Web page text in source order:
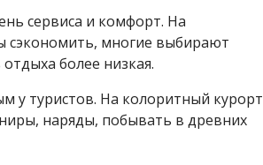
сервиса и комфорт. На
сэкономить, многие выбирают
более низкая.
у туристов. На колоритный курорт
наряды, побывать в древних